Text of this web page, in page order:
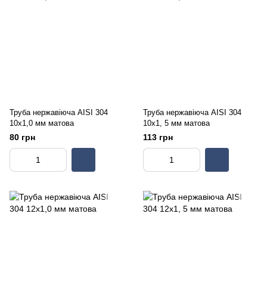
Труба нержавіюча AISI 304
10х1,0 мм матова
80 грн
Труба нержавіюча AISI 304
10х1, 5 мм матова
113 грн